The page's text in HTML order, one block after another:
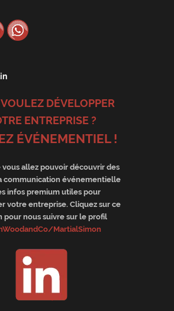
DÉVELOPPER
ENTREPRISE ?
ÉVÉNEMENTIEL !
vous allez pouvoir découvrir des
communication événementielle
infos premium utiles pour
votre entreprise. Cliquez sur ce
pour nous suivre sur le profil
MartialSimon